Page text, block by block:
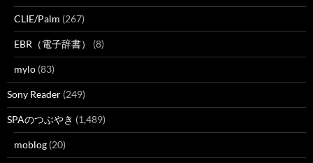
CLIE/Palm (267)
EBR（電子辞書） (8)
mylo (83)
Sony Reader (249)
SPAのつぶやき (1,489)
moblog (20)